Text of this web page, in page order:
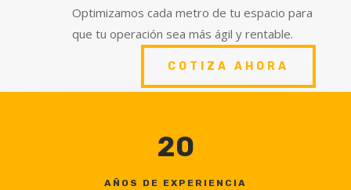
Optimizamos cada metro de tu espacio para
que tu operación sea más ágil y rentable.
COTIZA AHORA
20
AÑOS DE EXPERIENCIA